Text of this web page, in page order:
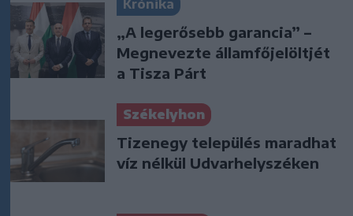
Krónika
„A legerősebb garancia” –
Megnevezte államfőjelöltjét
a Tisza Párt
Székelyhon
Tizenegy település maradhat
víz nélkül Udvarhelyszéken